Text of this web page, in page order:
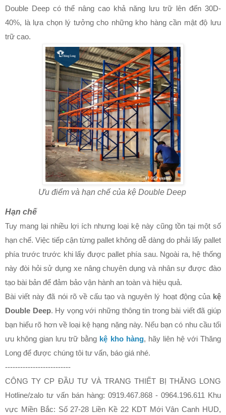
Double Deep có thể nâng cao khả năng lưu trữ lên đến 30D-
40%, là lựa chọn lý tưởng cho những kho hàng cần mật độ lưu
trữ cao.
Ưu điểm và hạn chế của kệ Double Deep
Hạn chế
Tuy mang lại nhiều lợi ích nhưng loại kệ này cũng tồn tại một số
hạn chế. Việc tiếp cận từng pallet không dễ dàng do phải lấy pallet
phía trước trước khi lấy được pallet phía sau. Ngoài ra, hệ thống
này đòi hỏi sử dụng xe nâng chuyên dụng và nhân sự được đào
tạo bài bản để đảm bảo vận hành an toàn và hiệu quả.
Bài viết này đã nói rõ về cấu tạo và nguyên lý hoạt động của kệ
Double Deep. Hy vọng với những thông tin trong bài viết đã giúp
bạn hiểu rõ hơn về loại kệ hạng nặng này. Nếu bạn có nhu cầu tối
ưu không gian lưu trữ bằng kệ kho hàng, hãy liên hệ với Thăng
Long để được chúng tôi tư vấn, báo giá nhé.
--------------------------
CÔNG TY CP ĐẦU TƯ VÀ TRANG THIẾT BỊ THĂNG LONG
Hotline/zalo tư vấn bán hàng: 0919.467.868 - 0964.196.611 Khu
vực Miền Bắc: Số 27-28 Liền Kề 22 KDT Mới Vân Canh HUD,